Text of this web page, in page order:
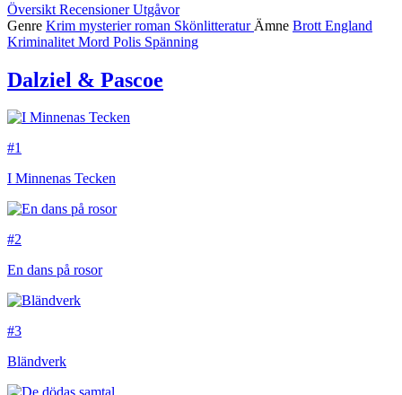
Översikt RecensionerUtgåvor
Genre Krim mysterierroman Skönlitteratur Ämne Brott England
Kriminalitet Mord Polis Spänning
Dalziel & Pascoe
#1
I Minnenas Tecken
#2
En dans på rosor
#3
Bländverk